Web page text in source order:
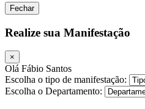
Fechar
Realize sua Manifestação
×
Olá Fábio Santos
Escolha o tipo de manifestação:
Escolha o Departamento: